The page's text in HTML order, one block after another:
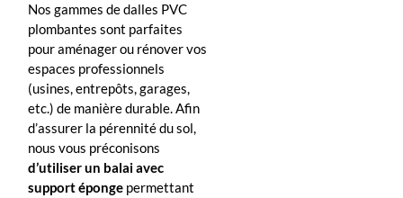
Nos gammes de dalles PVC
plombantes sont parfaites
pour aménager ou rénover vos
espaces professionnels
(usines, entrepôts, garages,
etc.) de manière durable. Afin
d’assurer la pérennité du sol,
nous vous préconisons
d’utiliser un balai avec
support éponge permettant